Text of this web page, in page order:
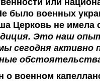
или
было военных
Церковь не имела
Это наш
сегодня активно
о военном